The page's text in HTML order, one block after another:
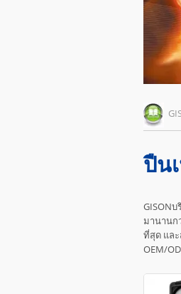
ปืน
GISON
มานานก
ที่สุด แล
OEM/